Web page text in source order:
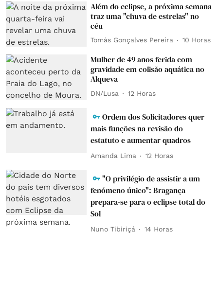
Além do eclipse, a próxima semana
traz uma "chuva de estrelas" no
céu
Tomás Gonçalves Pereira 10 Horas
Mulher de 49 anos ferida com
gravidade em colisão aquática no
Alqueva
DN/Lusa 12 Horas
Ordem dos Solicitadores quer
mais funções na revisão do
estatuto e aumentar quadros
Amanda Lima 12 Horas
"O privilégio de assistir a um
fenómeno único": Bragança
prepara-se para o eclipse total do
Sol
Nuno Tibiriçá 14 Horas